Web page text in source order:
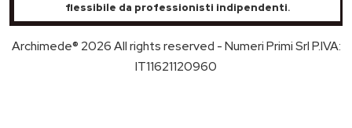
flessibile da professionisti indipendenti.
Archimede® 2026 All rights reserved - Numeri Primi Srl P.IVA:
IT11621120960